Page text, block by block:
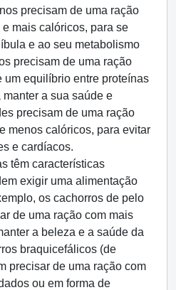
precisam de uma ração
mais calóricos, para se
e ao seu metabolismo
precisam de uma ração
um equilíbrio entre proteínas
a sua saúde e
precisam de uma ração
menos calóricos, para evitar
e cardíacos.
têm características
exigir uma alimentação
os cachorros de pelo
de uma ração com mais
a beleza e a saúde da
braquicefálicos (de
precisar de uma ração com
ou em forma de